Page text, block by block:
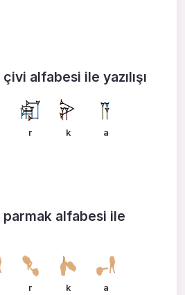
alfabesi ile yazılışı
r k a
alfabesi ile
r k a